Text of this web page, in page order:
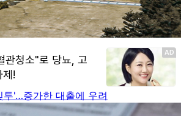
투'…증가한 대출에 우려